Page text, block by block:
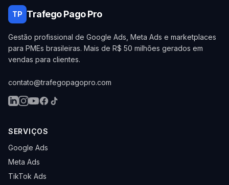
TP Trafego Pago Pro
Gestão profissional de Google Ads, Meta Ads e marketplaces
para PMEs brasileiras. Mais de R$ 50 milhões gerados em
vendas para clientes.
contato@trafegopagopro.com
SERVIÇOS
Google Ads
Meta Ads
TikTok Ads